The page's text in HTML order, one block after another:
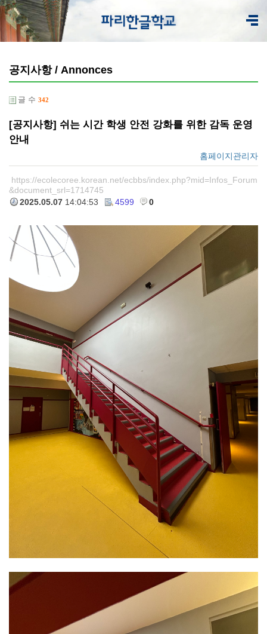
공지사항 / Annonces
글 수 342
[공지사항] 쉬는 시간 학생 안전 강화를 위한 감독 운영
안내
홈페이지관리자
https://ecolecoree.korean.net/ecbbs/index.php?mid=Infos_Forum
&document_srl=1714745
2025.05.07 14:04:53 4599 0